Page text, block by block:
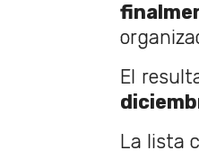
El
La lista